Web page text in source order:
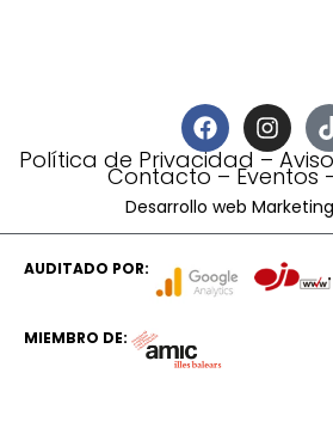
Política de Privacidad–
Contacto–Eventos
Desarrollo web
AUDITADO POR:
MIEMBRO DE: